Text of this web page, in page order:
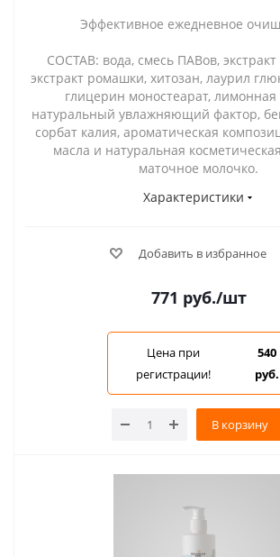
Эффективное ежедневное
СОСТАВ: вода, смесь ПАВов,
экстракт ромашки, хитозан, лаурил
глицерин моностеарат, лимонная
натуральный увлажняющий фактор,
сорбат калия, ароматическая
масла и натуральная
маточное молочко.
Характеристики
Добавить в избранное
771 руб./шт
Цена при
регистрации!
540
руб.
В корзину